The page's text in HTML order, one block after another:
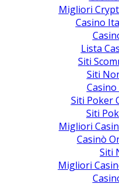
Migliori
Casino
Lista
Siti
Siti
Siti Poker
Siti
Migliori
Casinò
Siti
Migliori